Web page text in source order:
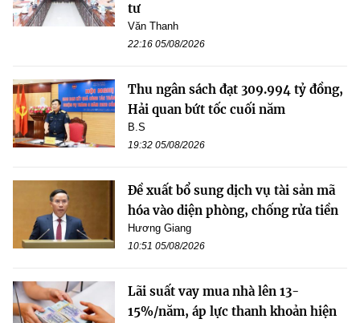
tư
Văn Thanh
22:16 05/08/2026
Thu ngân sách đạt 309.994 tỷ đồng,
Hải quan bứt tốc cuối năm
B.S
19:32 05/08/2026
Đề xuất bổ sung dịch vụ tài sản mã
hóa vào diện phòng, chống rửa tiền
Hương Giang
10:51 05/08/2026
Lãi suất vay mua nhà lên 13-
15%/năm, áp lực thanh khoản hiện